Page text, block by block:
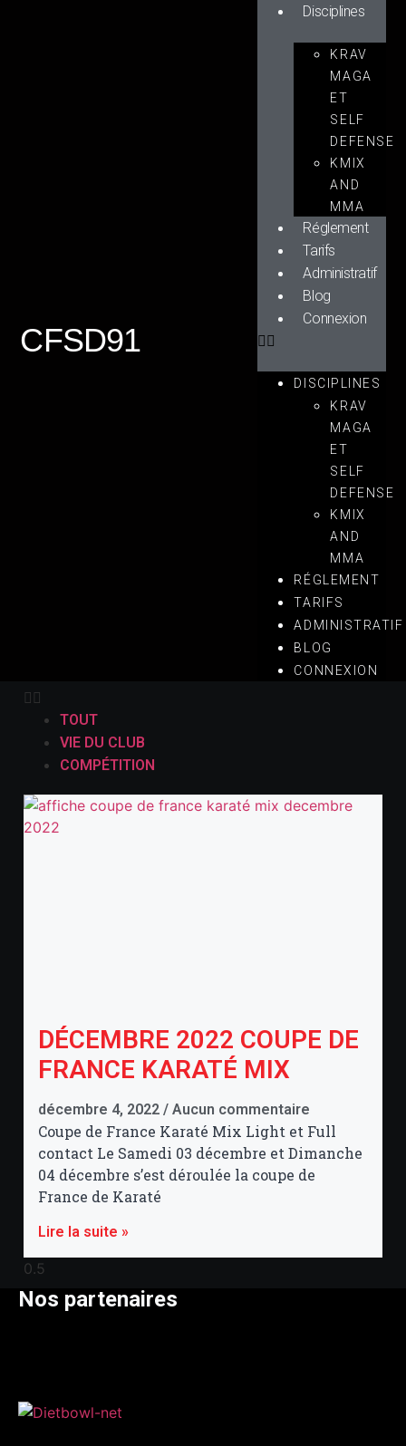
CFSD91
Disciplines
KRAV
MAGA
ET
SELF
DEFENSE
KMIX
AND
MMA
Réglement
Tarifs
Administratif
Blog
Connexion
DISCIPLINES
KRAV
MAGA
ET
SELF
DEFENSE
KMIX
AND
MMA
RÉGLEMENT
TARIFS
ADMINISTRATIF
BLOG
CONNEXION
TOUT
VIE DU CLUB
COMPÉTITION
DÉCEMBRE 2022 COUPE DE
FRANCE KARATÉ MIX
décembre 4, 2022 Aucun commentaire
Coupe de France Karaté Mix Light et Full
contact Le Samedi 03 décembre et Dimanche
04 décembre s’est déroulée la coupe de
France de Karaté
Lire la suite »
Nos partenaires